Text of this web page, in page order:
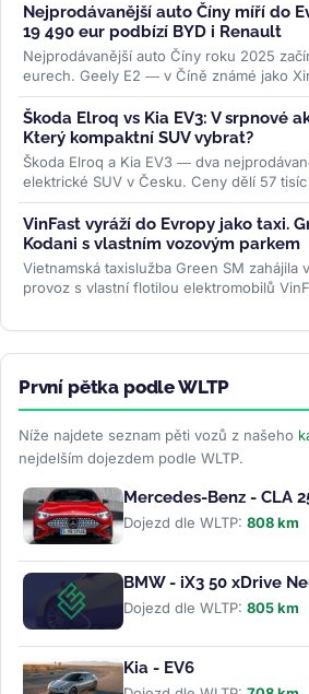
Nejprodávanější auto Číny míří do
19 490 eur podbízí BYD i Renault
Nejprodávanější auto Číny roku 2025
eurech. Geely E2 — v Číně známé jako
BYD...>>
Škoda Elroq vs Kia EV3: V srpnové
Který kompaktní SUV vybrat?
Škoda Elroq a Kia EV3 — dva
elektrické SUV v Česku. Ceny dělí 57
ale auta jsou...>>
VinFast vyráží do Evropy jako taxi.
Kodani s vlastním vozovým parkem
Vietnamská taxislužba Green SM zahájila
provoz s vlastní flotilou elektromobilů
První pětka podle WLTP
Níže najdete seznam pěti vozů z našeho
nejdelším dojezdem podle WLTP.
Mercedes-Benz - CLA
Dojezd dle WLTP: 808 km
BMW - iX3 50 xDrive
Dojezd dle WLTP: 805 km
Kia - EV6